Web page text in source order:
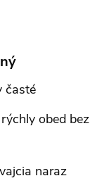
časté
obed bez
naraz